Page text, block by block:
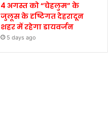
4 अगस्त को “चेहलुम” के
जुलूस के दृष्टिगत देहरादून
शहर में रहेगा डायवर्जन
5 days ago